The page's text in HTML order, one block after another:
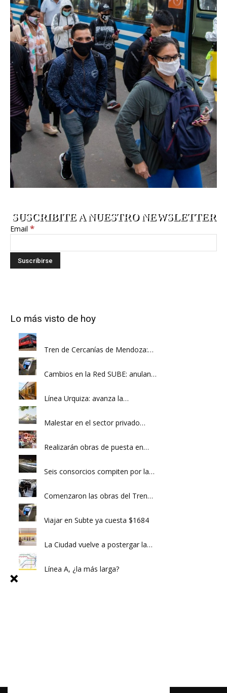
SUSCRIBITE A NUESTRO NEWSLETTER
Email *
Lo más visto de hoy
Tren de Cercanías de Mendoza:…
Cambios en la Red SUBE: anulan…
Línea Urquiza: avanza la…
Malestar en el sector privado…
Realizarán obras de puesta en…
Seis consorcios compiten por la…
Comenzaron las obras del Tren…
Viajar en Subte ya cuesta $1684
La Ciudad vuelve a postergar la…
Línea A, ¿la más larga?